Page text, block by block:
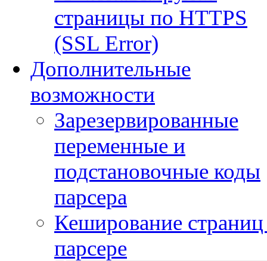
страницы по HTTPS
(SSL Error)
Дополнительные
возможности
Зарезервированные
переменные и
подстановочные коды
парсера
Кеширование страниц
парсере